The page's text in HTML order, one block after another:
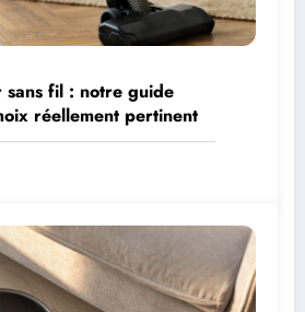
sans fil : notre guide
réellement pertinent